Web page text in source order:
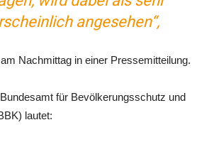
angesehen“,
Nachmittag in einer Pressemitteilung.
für Bevölkerungsschutz und
lautet: